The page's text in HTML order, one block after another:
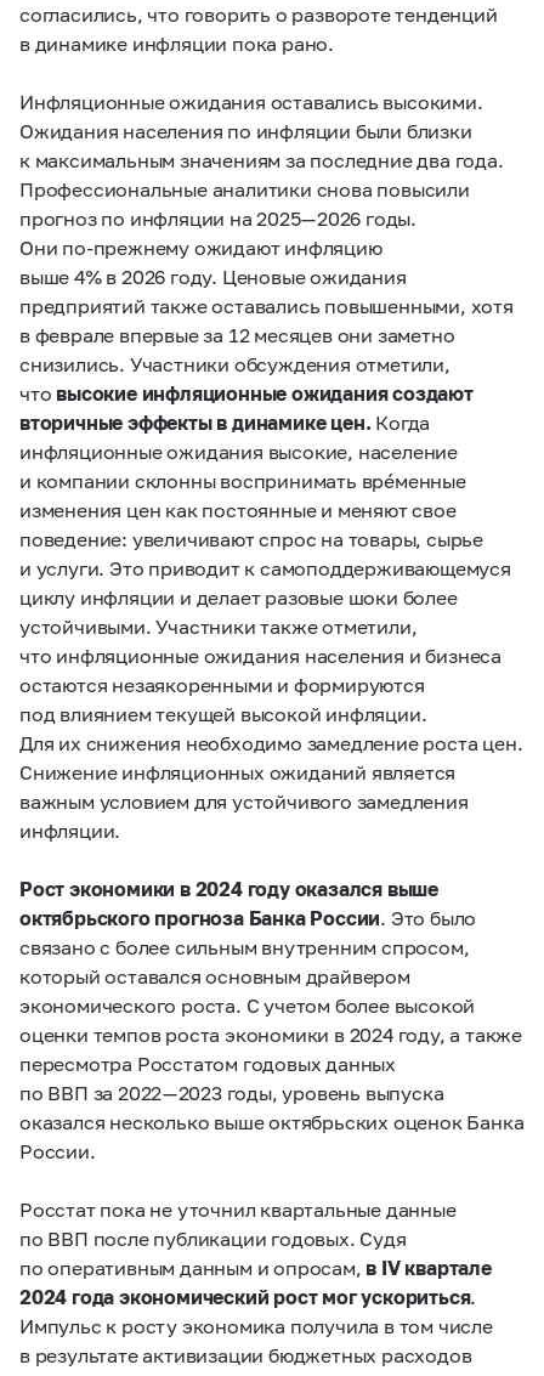
согласились, что говорить о развороте тенденций
в динамике инфляции пока рано.
Инфляционные ожидания оставались высокими.
Ожидания населения по инфляции были близки
к максимальным значениям за последние два года.
Профессиональные аналитики снова повысили
прогноз по инфляции на 2025 — 2026 годы.
Они по‑прежнему ожидают инфляцию
выше 4% в 2026 году. Ценовые ожидания
предприятий также оставались повышенными, хотя
в феврале впервые за 12 месяцев они заметно
снизились. Участники обсуждения отметили,
что высокие инфляционные ожидания создают
вторичные эффекты в динамике цен. Когда
инфляционные ожидания высокие, население
и компании склонны воспринимать врéменные
изменения цен как постоянные и меняют свое
поведение: увеличивают спрос на товары, сырье
и услуги. Это приводит к самоподдерживающемуся
циклу инфляции и делает разовые шоки более
устойчивыми. Участники также отметили,
что инфляционные ожидания населения и бизнеса
остаются незаякоренными и формируются
под влиянием текущей высокой инфляции.
Для их снижения необходимо замедление роста цен.
Снижение инфляционных ожиданий является
важным условием для устойчивого замедления
инфляции.
Рост экономики в 2024 году оказался выше
октябрьского прогноза Банка России. Это было
связано с более сильным внутренним спросом,
который оставался основным драйвером
экономического роста. С учетом более высокой
оценки темпов роста экономики в 2024 году, а также
пересмотра Росстатом годовых данных
по ВВП за 2022 — 2023 годы, уровень выпуска
оказался несколько выше октябрьских оценок Банка
России.
Росстат пока не уточнил квартальные данные
по ВВП после публикации годовых. Судя
по оперативным данным и опросам, в IV квартале
2024 года экономический рост мог ускориться.
Импульс к росту экономика получила в том числе
в результате активизации бюджетных расходов